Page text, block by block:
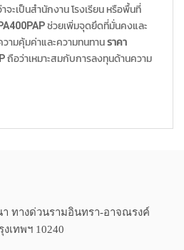
จะเป็นสำนักงาน โรงเรียน หรือพื้นที่
ช่วยเพิ่มจุดยึดที่มั่นคงและ
วามคุ้มค่าและความทนทานราคา
ถือว่าเหมาะสมกับการลงทุนด้านความ
ทางด่วนรามอินทรา-อาจณรงค์
เทพฯ 10240